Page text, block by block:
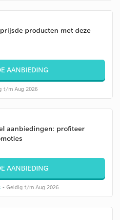
producten met deze
AANBIEDING
t/m Aug 2026
aanbiedingen: profiteer
AANBIEDING
• Geldig t/m Aug 2026